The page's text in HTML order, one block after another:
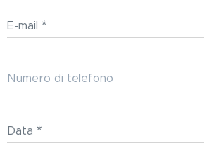
E-mail
Numero di telefono
Data